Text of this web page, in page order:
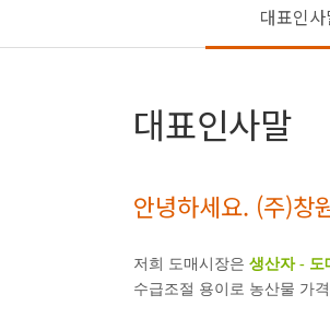
대표인
대표인사말
안녕하세요. (주)창
저희 도매시장은 생산자 - 도
수급조절 용이로 농산물 가